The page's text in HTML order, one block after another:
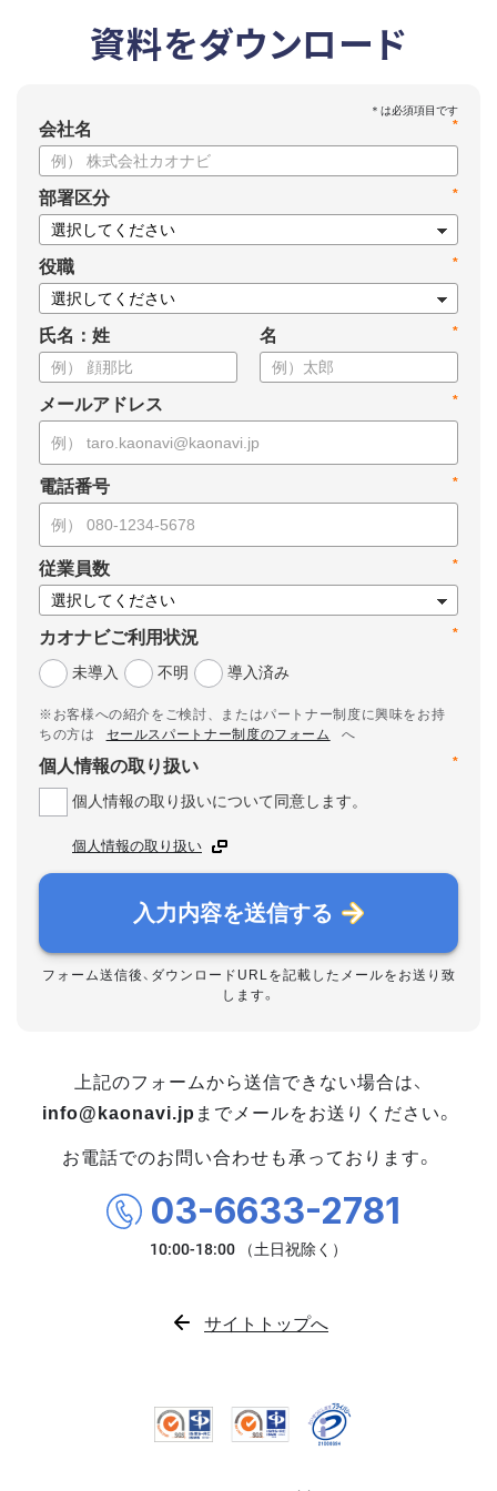
資料をダウンロード
*
会社名
*
部署区分
*
役職
氏名：姓 *
名
*
メールアドレス
*
電話番号
*
従業員数
*
カオナビご利用状況
未導入
不明 導入済み
※お客様への紹介をご検討、またはパートナー制度に興味をお持
ちの方は
セールスパートナー制度のフォーム
へ
*
個人情報の取り扱い
個人情報の取り扱いについて同意します。
個人情報の取り扱い
入力内容を送信する
フォーム送信後、ダウンロードURLを記載したメールをお送り致
します。
上記のフォームから送信できない場合は、
info@kaonavi.jp までメールをお送りください。
お電話でのお問い合わせも承っております。
03-6633-2781
サイトトップへ